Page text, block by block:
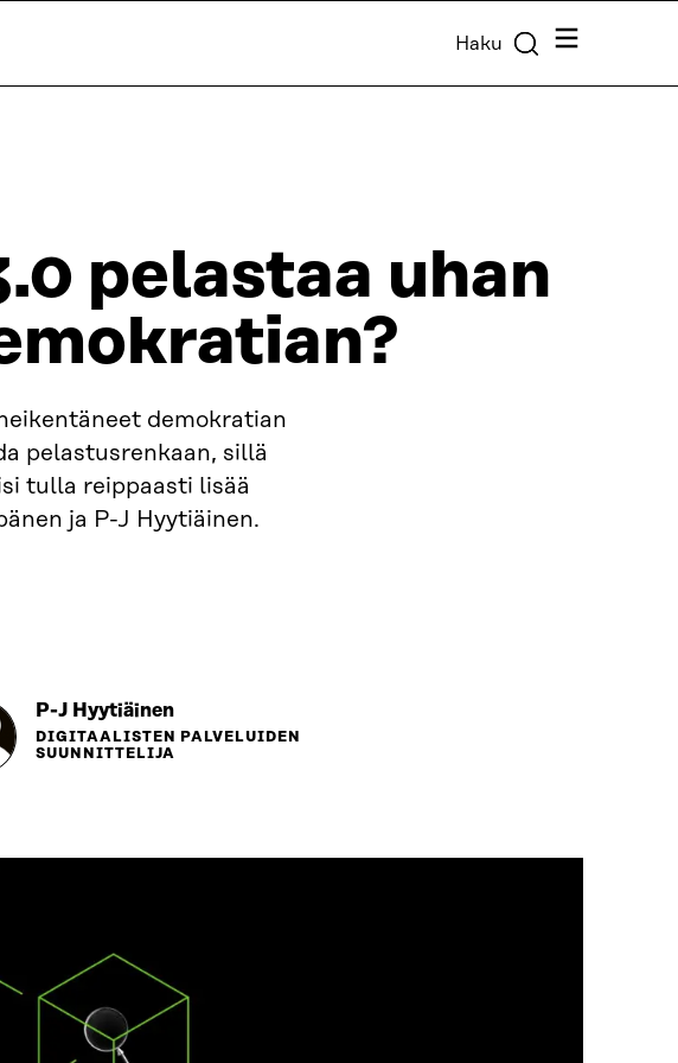
Haku Valikko
pelastaa uhan
demokratian
pelastusrenkaan, sillä
tulla reippaasti lisää
ja P-J Hyytiäinen.
P-J Hyytiäinen
DIGITAALISTEN PALVELUIDEN
SUUNNITTELIJA